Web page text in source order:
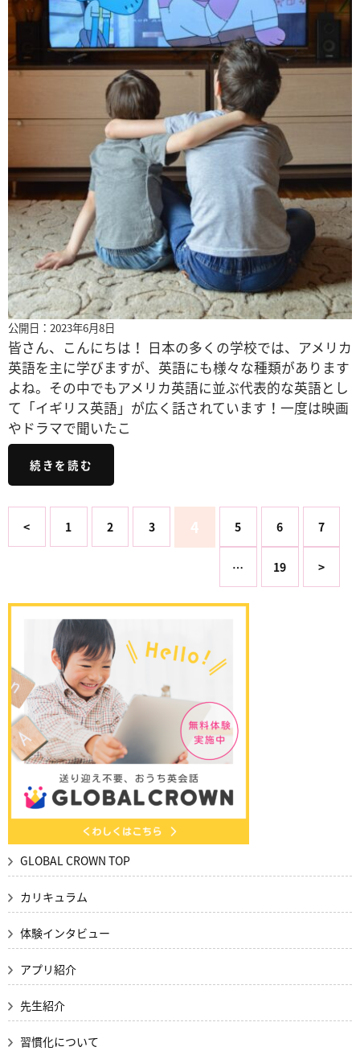
公開日：2023年6月8日
皆さん、こんにちは！ 日本の多くの学校では、アメリカ
英語を主に学びますが、英語にも様々な種類があります
よね。その中でもアメリカ英語に並ぶ代表的な英語とし
て「イギリス英語」が広く話されています！一度は映画
やドラマで聞いたこ
続きを読む
< 1 2 3 4 5 6 7
… 19 >
GLOBAL CROWN TOP
カリキュラム
体験インタビュー
アプリ紹介
先生紹介
習慣化について